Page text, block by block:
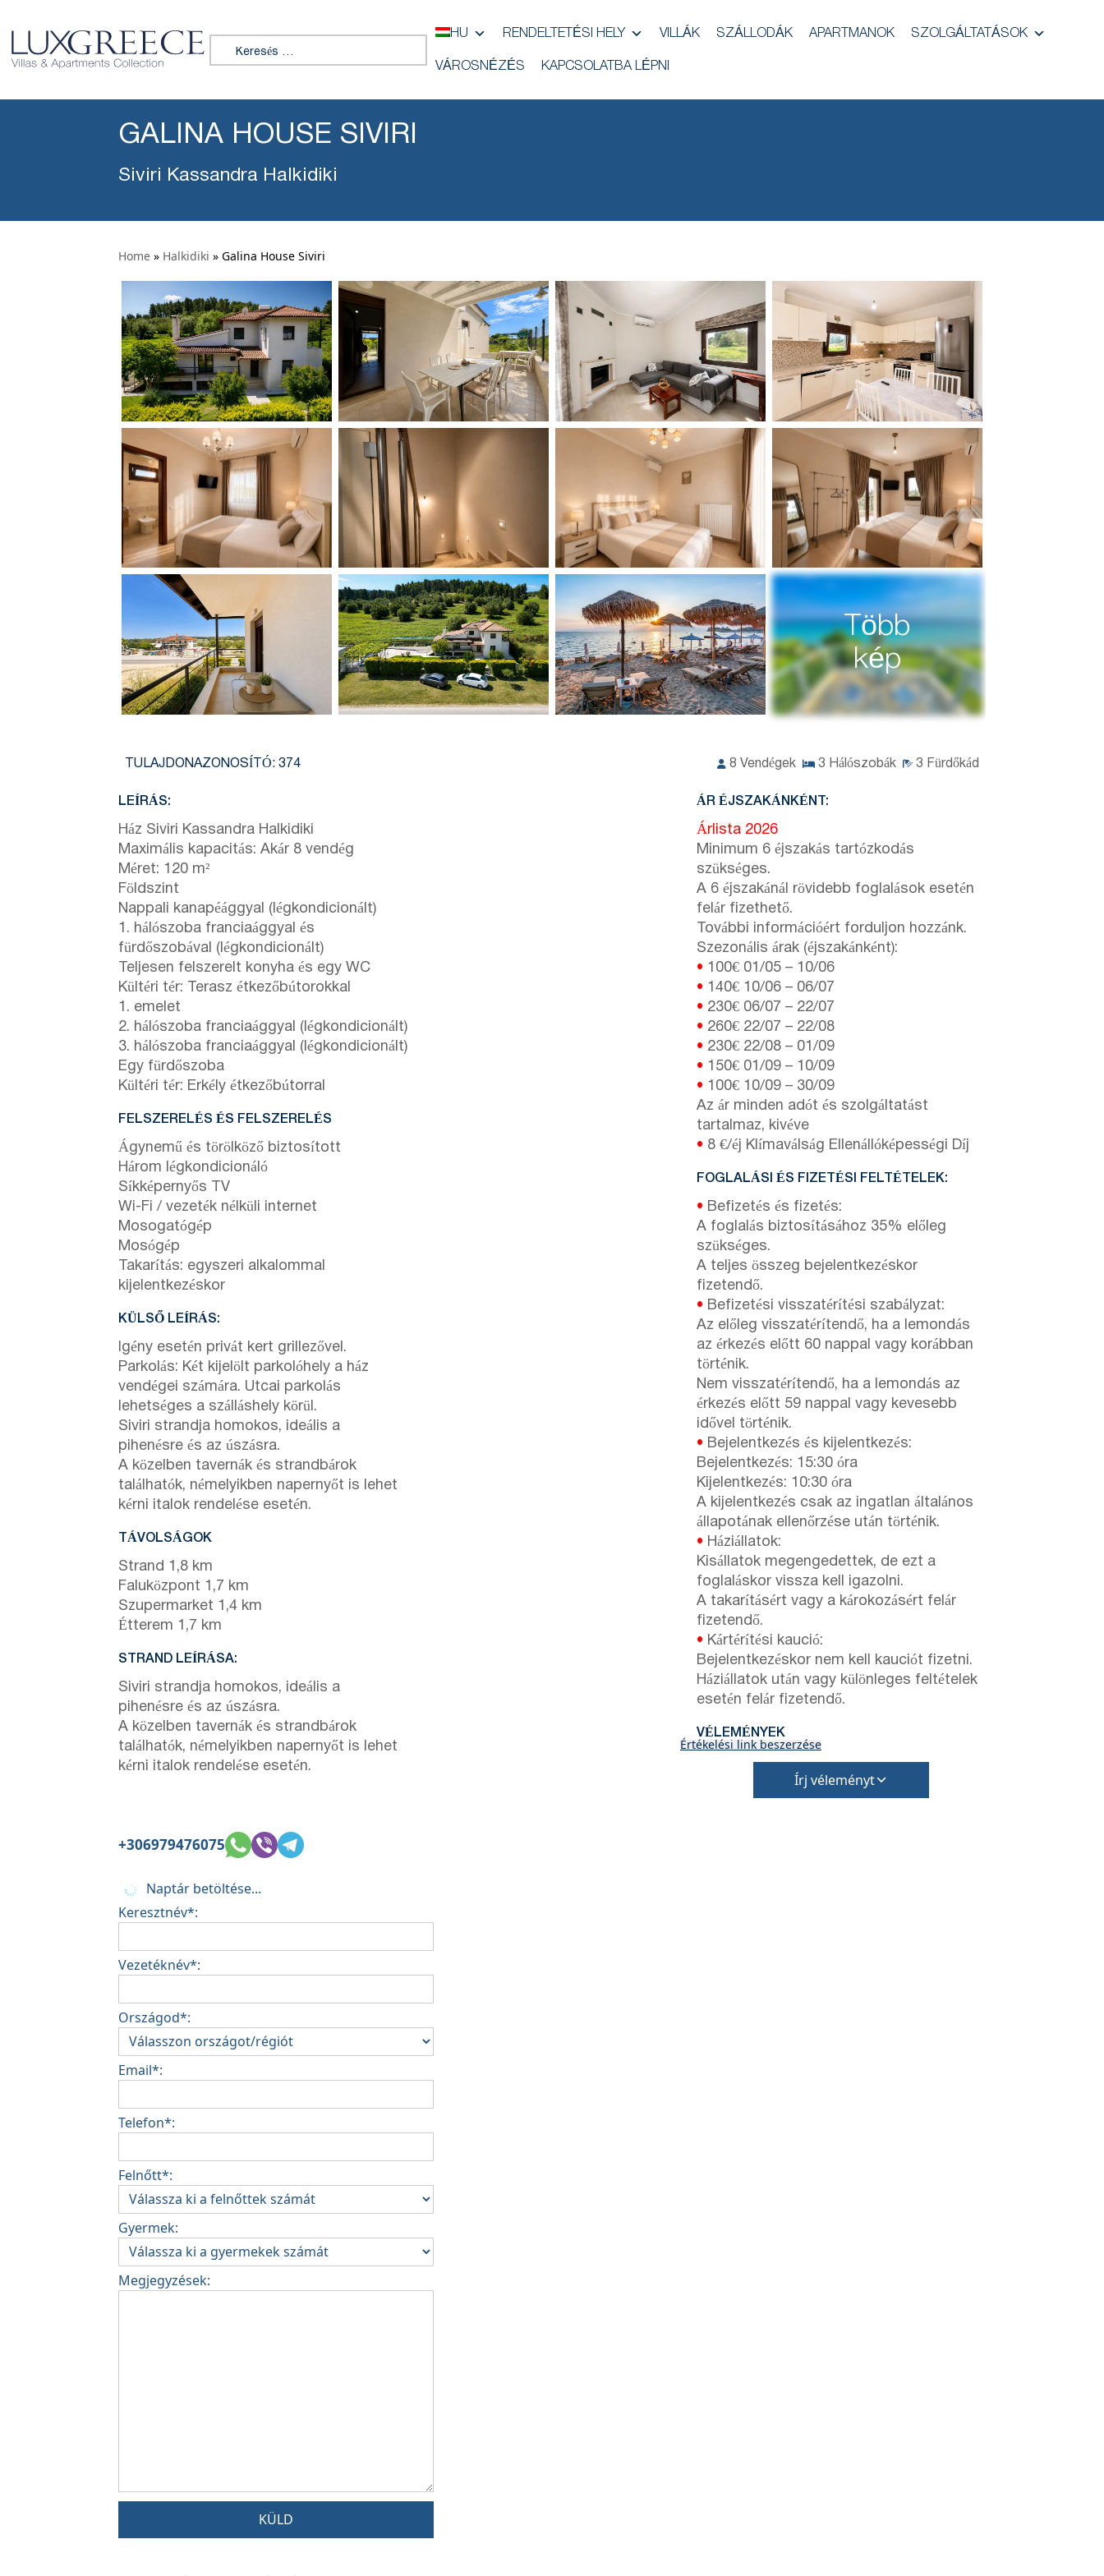
Keresés:
HU RENDELTETÉSI HELY VILLÁK SZÁLLODÁK APARTMANOK SZOLGÁLTATÁSOK
VÁROSNÉZÉS KAPCSOLATBA LÉPNI
GALINA HOUSE SIVIRI
Siviri Kassandra Halkidiki
Home » Halkidiki » Galina House Siviri
Több
kép
TULAJDONAZONOSÍTÓ: 374 8 Vendégek 3 Hálószobák 3 Fürdőkád
LEÍRÁS:
Ház Siviri Kassandra Halkidiki
Maximális kapacitás: Akár 8 vendég
Méret: 120 m²
Földszint
Nappali kanapéággyal (légkondicionált)
1. hálószoba franciaággyal és
fürdőszobával (légkondicionált)
Teljesen felszerelt konyha és egy WC
Kültéri tér: Terasz étkezőbútorokkal
1. emelet
2. hálószoba franciaággyal (légkondicionált)
3. hálószoba franciaággyal (légkondicionált)
Egy fürdőszoba
Kültéri tér: Erkély étkezőbútorral
FELSZERELÉS ÉS FELSZERELÉS
Ágynemű és törölköző biztosított
Három légkondicionáló
Síkképernyős TV
Wi-Fi / vezeték nélküli internet
Mosogatógép
Mosógép
Takarítás: egyszeri alkalommal
kijelentkezéskor
KÜLSŐ LEÍRÁS:
Igény esetén privát kert grillezővel.
Parkolás: Két kijelölt parkolóhely a ház
vendégei számára. Utcai parkolás
lehetséges a szálláshely körül.
Siviri strandja homokos, ideális a
pihenésre és az úszásra.
A közelben tavernák és strandbárok
találhatók, némelyikben napernyőt is lehet
kérni italok rendelése esetén.
TÁVOLSÁGOK
Strand 1,8 km
Faluközpont 1,7 km
Szupermarket 1,4 km
Étterem 1,7 km
STRAND LEÍRÁSA:
Siviri strandja homokos, ideális a
pihenésre és az úszásra.
A közelben tavernák és strandbárok
találhatók, némelyikben napernyőt is lehet
kérni italok rendelése esetén.
ÁR ÉJSZAKÁNKÉNT:
Árlista 2026
Minimum 6 éjszakás tartózkodás
szükséges.
A 6 éjszakánál rövidebb foglalások esetén
felár fizethető.
További információért forduljon hozzánk.
Szezonális árak (éjszakánként):
• 100€ 01/05 – 10/06
• 140€ 10/06 – 06/07
• 230€ 06/07 – 22/07
• 260€ 22/07 – 22/08
• 230€ 22/08 – 01/09
• 150€ 01/09 – 10/09
• 100€ 10/09 – 30/09
Az ár minden adót és szolgáltatást
tartalmaz, kivéve
• 8 €/éj Klímaválság Ellenállóképességi Díj
FOGLALÁSI ÉS FIZETÉSI FELTÉTELEK:
• Befizetés és fizetés:
A foglalás biztosításához 35% előleg
szükséges.
A teljes összeg bejelentkezéskor
fizetendő.
• Befizetési visszatérítési szabályzat:
Az előleg visszatérítendő, ha a lemondás
az érkezés előtt 60 nappal vagy korábban
történik.
Nem visszatérítendő, ha a lemondás az
érkezés előtt 59 nappal vagy kevesebb
idővel történik.
• Bejelentkezés és kijelentkezés:
Bejelentkezés: 15:30 óra
Kijelentkezés: 10:30 óra
A kijelentkezés csak az ingatlan általános
állapotának ellenőrzése után történik.
• Háziállatok:
Kisállatok megengedettek, de ezt a
foglaláskor vissza kell igazolni.
A takarításért vagy a károkozásért felár
fizetendő.
• Kártérítési kaució:
Bejelentkezéskor nem kell kauciót fizetni.
Háziállatok után vagy különleges feltételek
esetén felár fizetendő.
VÉLEMÉNYEK
Értékelési link beszerzése
Írj véleményt
+306979476075
Naptár betöltése...
Keresztnév*:
Vezetéknév*:
Országod*:
Email*:
Telefon*:
Felnőtt*:
Gyermek:
Megjegyzések:
KÜLD